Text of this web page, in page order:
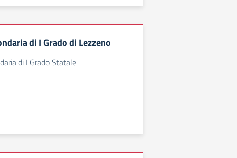
di I Grado di Lezzeno
di I Grado Statale